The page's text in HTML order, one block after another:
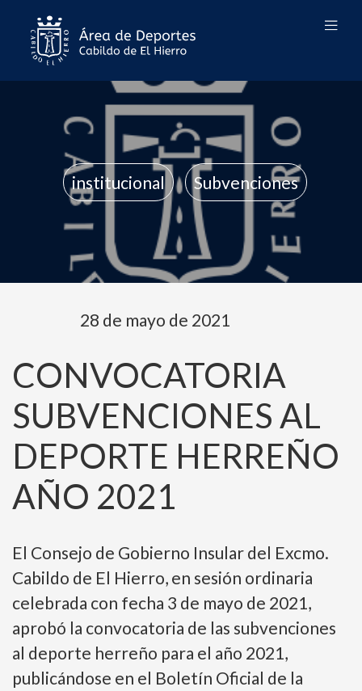
institucional Subvenciones
28 de mayo de 2021
CONVOCATORIA
SUBVENCIONES AL
DEPORTE HERREÑO
AÑO 2021
El Consejo de Gobierno Insular del Excmo.
Cabildo de El Hierro, en sesión ordinaria
celebrada con fecha 3 de mayo de 2021,
aprobó la convocatoria de las subvenciones
al deporte herreño para el año 2021,
publicándose en el Boletín Oficial de la